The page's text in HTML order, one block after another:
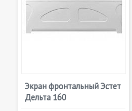
Экран фронтальный Эстет
Дельта 160